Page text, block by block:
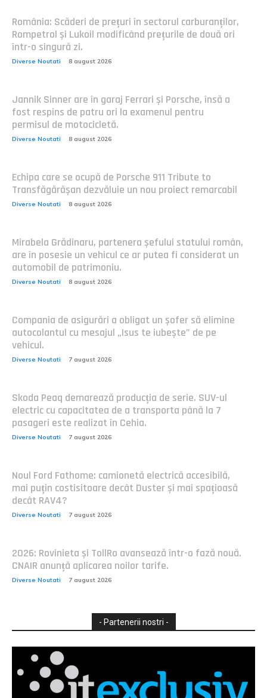
România: Scăderi de prețuri în sectorul carburanților,
Rompetrol și Lukoil modificând prețurile de două ori
într-o singură zi.
Diverse Noutati 8 august 2026
Jannik Sinner are în garaj Ferrari și Porsche, însă a
fost respins de patru ori la examenul pentru
permisul de motocicletă.
Diverse Noutati 8 august 2026
Echipa care se ocupă de Porsche 911 Tribute to
Transfăgărășan dezvăluie un nou proiect remarcabil
Diverse Noutati 8 august 2026
Mirabela Grădinaru, partenera șefului statului român,
are în posesie un vehicul ce ar putea fi considerat un
automobil de patrimoniu.
Diverse Noutati 8 august 2026
Compania de asigurări a obligat un șofer să elimine
autocolantul cu mesajul „Isus te iubește” de pe
vehicul.
Diverse Noutati 7 august 2026
Skoda Peaq demarează producția de serie. SUV-ul
electric cu capacitatea de a transporta până la 7
pasageri este realizat în Cehia.
Diverse Noutati 7 august 2026
Noul Ford Fathome: camionetă electrică accesibilă,
mai puțin costisitoare decât Duster și mai spațioasă
decât RAV4?
Diverse Noutati 7 august 2026
2026: Rovinieta și TollRo avansează într-o fază nouă.
CNAIR anunță aplicarea noilor tarife.
Diverse Noutati 7 august 2026
- Partenerii nostri -